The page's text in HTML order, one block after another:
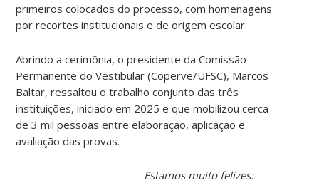
primeiros colocados do processo, com homenagens
por recortes institucionais e de origem escolar.
Abrindo a cerimônia, o presidente da Comissão
Permanente do Vestibular (Coperve/UFSC), Marcos
Baltar, ressaltou o trabalho conjunto das três
instituições, iniciado em 2025 e que mobilizou cerca
de 3 mil pessoas entre elaboração, aplicação e
avaliação das provas.
Estamos muito felizes: